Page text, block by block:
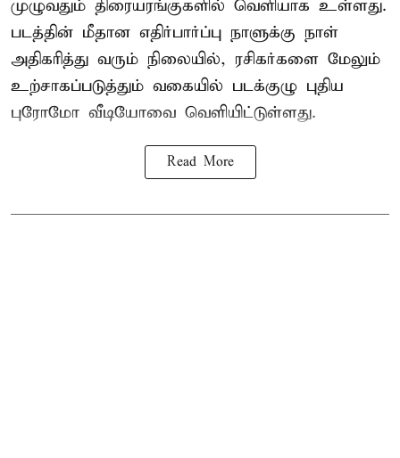
முழுவதும் திரையரங்குகளில் வெளியாக உள்ளது.
படத்தின் மீதான எதிர்பார்ப்பு நாளுக்கு நாள்
அதிகரித்து வரும் நிலையில், ரசிகர்களை மேலும்
உற்சாகப்படுத்தும் வகையில் படக்குழு புதிய
புரோமோ வீடியோவை வெளியிட்டுள்ளது.
Read More